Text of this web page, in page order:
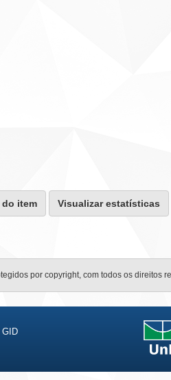
item Visualizar estatísticas
por copyright, com todos os direitos
GID